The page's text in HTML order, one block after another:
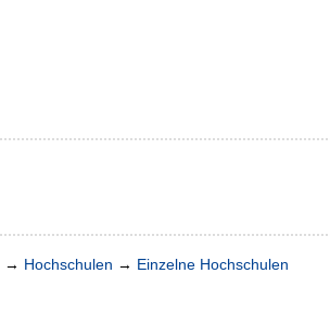
→ Hochschulen → Einzelne Hochschulen